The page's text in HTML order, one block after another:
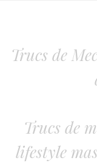
Trucs de
Trucs de
lifestyle